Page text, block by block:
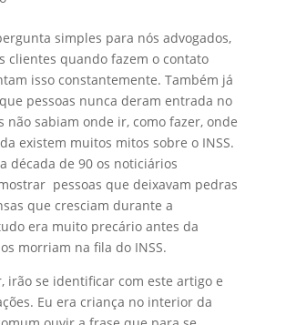
simples para nós advogados,
clientes quando fazem o contato
isso constantemente. Também já
pessoas nunca deram entrada no
não sabiam onde ir, como fazer, onde
existem muitos mitos sobre o INSS.
década de 90 os noticiários
pessoas que deixavam pedras
que cresciam durante a
era muito precário antes da
morriam na fila do INSS.
irão se identificar com este artigo e
Eu era criança no interior da